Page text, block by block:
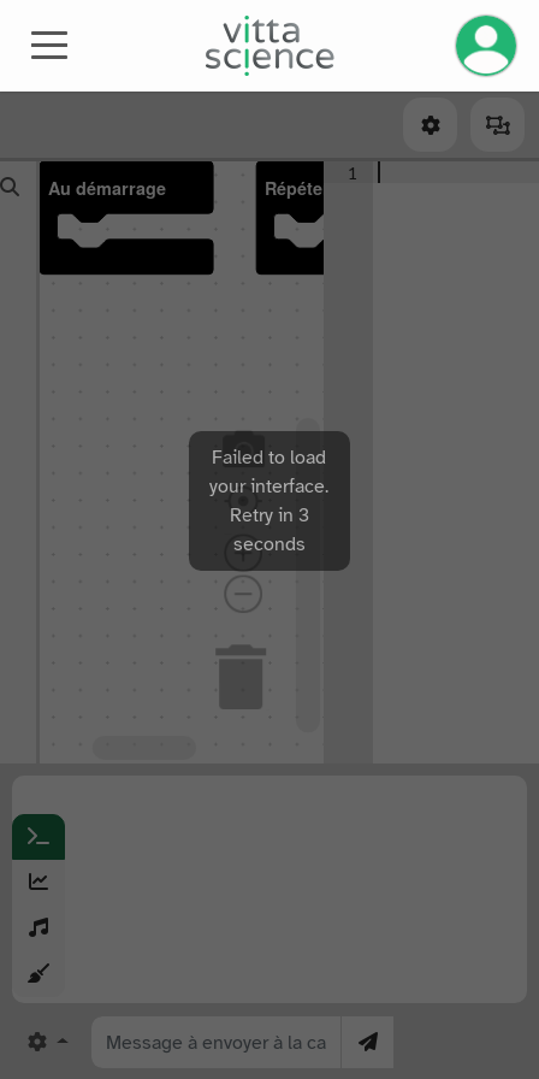
Gérez
Au démarrage Répéter indéfiniment
1
Failed to load
your interface.
Retry in 3
seconds